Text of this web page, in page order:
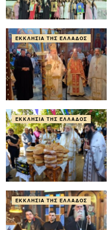
ΕΚΚΛΗΣΊΑ ΤΗΣ ΕΛΛΆΔΟΣ
ΕΚΚΛΗΣΊΑ ΤΗΣ ΕΛΛΆΔΟΣ
ΕΚΚΛΗΣΊΑ ΤΗΣ ΕΛΛΆΔΟΣ